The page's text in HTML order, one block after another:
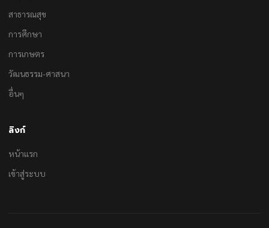
สาธารณสุข
การศึกษา
การเกษตร
วัฒนธรรม-ศาสนา
อื่นๆ
ลิงก์
หน้าแรก
เข้าสู่ระบบ